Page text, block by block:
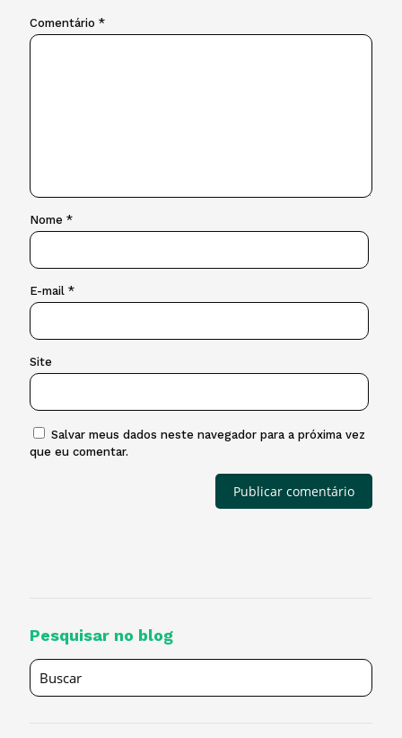
Comentário *
Nome *
E-mail *
Site
Salvar meus dados neste navegador para a próxima vez
que eu comentar.
Pesquisar no blog